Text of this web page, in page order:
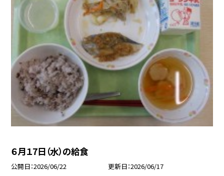
６月１7日（水）の給食
公開日 2026/06/22 更新日 2026/06/17